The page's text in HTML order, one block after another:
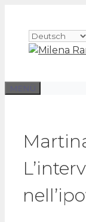
springenSprache
auswählen
MENÜ